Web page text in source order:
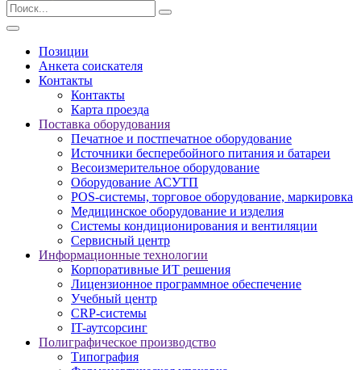
Позиции
Анкета соискателя
Контакты
Контакты
Карта проезда
Поставка оборудования
Печатное и постпечатное оборудование
Источники бесперебойного питания и батареи
Весоизмерительное оборудование
Оборудование АСУТП
POS-системы, торговое оборудование, маркировка
Медицинское оборудование и изделия
Системы кондиционирования и вентиляции
Сервисный центр
Информационные технологии
Корпоративные ИТ решения
Лицензионное программное обеспечение
Учебный центр
CRP-системы
IT-аутсорсинг
Полиграфическое производство
Типография